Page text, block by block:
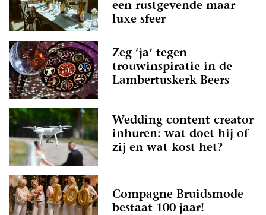
een rustgevende maar
luxe sfeer
Zeg ‘ja’ tegen
trouwinspiratie in de
Lambertuskerk Beers
Wedding content creator
inhuren: wat doet hij of
zij en wat kost het?
Compagne Bruidsmode
bestaat 100 jaar!